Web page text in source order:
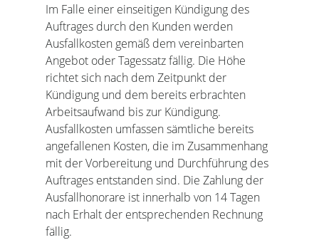
Im Falle einer einseitigen Kündigung des
Auftrages durch den Kunden werden
Ausfallkosten gemäß dem vereinbarten
Angebot oder Tagessatz fällig. Die Höhe
richtet sich nach dem Zeitpunkt der
Kündigung und dem bereits erbrachten
Arbeitsaufwand bis zur Kündigung.
Ausfallkosten umfassen sämtliche bereits
angefallenen Kosten, die im Zusammenhang
mit der Vorbereitung und Durchführung des
Auftrages entstanden sind. Die Zahlung der
Ausfallhonorare ist innerhalb von 14 Tagen
nach Erhalt der entsprechenden Rechnung
fällig.